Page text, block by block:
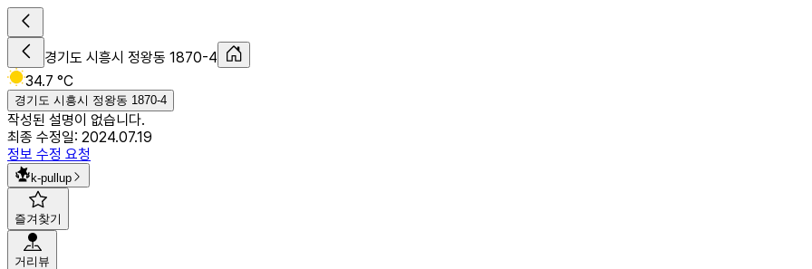
경기도 시흥시 정왕동 1870-4
34.7 °C
경기도 시흥시 정왕동 1870-4
작성된 설명이 없습니다.
최종 수정일: 2024.07.19
정보 수정 요청
k-pullup
즐겨찾기
거리뷰